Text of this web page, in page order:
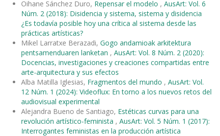
Oihane Sánchez Duro, Repensar el modelo , AusArt: Vol. 6
Núm. 2 (2018): Disidencia y sistema, sistema y disidencia
¿Es todavía posible hoy una crítica al sistema desde las
prácticas artísticas?
Mikel Larratxe Berazadi, Gogo andamioak arkitektura
pentsamenduaren lanketan , AusArt: Vol. 8 Núm. 2 (2020):
Docencias, investigaciones y creaciones compartidas entre
arte-arquitectura y sus efectos
Alba Matilla Iglesias, Fragmentos del mundo , AusArt: Vol.
12 Núm. 1 (2024): Videoflux: En torno a los nuevos retos del
audiovisual experimental
Alejandra Bueno de Santiago, Estéticas curvas para una
revolución artístico-feminista , AusArt: Vol. 5 Núm. 1 (2017):
Interrogantes feministas en la producción artística